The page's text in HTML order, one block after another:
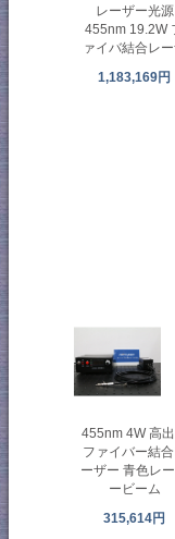
レーザー光源
455nm 19.2W
ァイバ結合レ
1,183,169円
455nm 4W 高
ファイバー結
ーザー 青色レ
ービーム
315,614円